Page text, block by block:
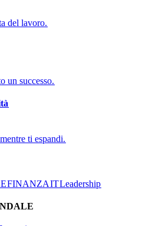
del lavoro.​​
un successo.​​
ti espandi.​​
FINANZA​​IT​​Leadership​​